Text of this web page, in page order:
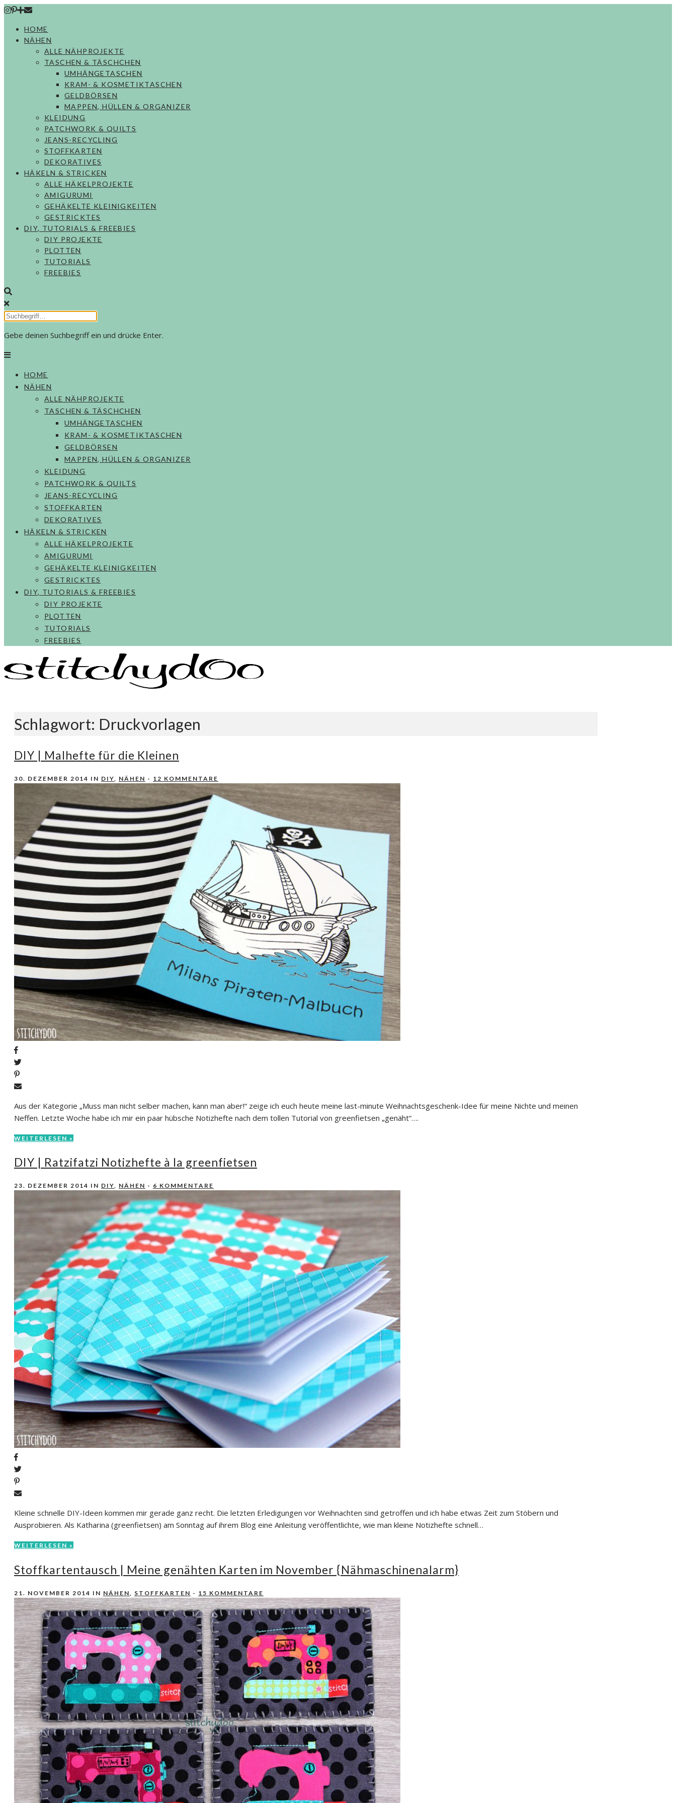
Skip
contentHOME
NÄHEN
ALLE NÄHPROJEKTE
TASCHEN & TÄSCHCHEN
UMHÄNGETASCHEN
KRAM- & KOSMETIKTASCHEN
GELDBÖRSEN
MAPPEN, HÜLLEN & ORGANIZER
KLEIDUNG
PATCHWORK & QUILTS
JEANS-RECYCLING
STOFFKARTEN
DEKORATIVES
HÄKELN & STRICKEN
ALLE HÄKELPROJEKTE
AMIGURUMI
GEHÄKELTE KLEINIGKEITEN
GESTRICKTES
DIY, TUTORIALS & FREEBIES
DIY PROJEKTE
PLOTTEN
TUTORIALS
FREEBIES
Gebe deinen Suchbegriff ein und drücke Enter.
HOME
NÄHEN
ALLE NÄHPROJEKTE
TASCHEN & TÄSCHCHEN
UMHÄNGETASCHEN
KRAM- & KOSMETIKTASCHEN
GELDBÖRSEN
MAPPEN, HÜLLEN & ORGANIZER
KLEIDUNG
PATCHWORK & QUILTS
JEANS-RECYCLING
STOFFKARTEN
DEKORATIVES
HÄKELN & STRICKEN
ALLE HÄKELPROJEKTE
AMIGURUMI
GEHÄKELTE KLEINIGKEITEN
GESTRICKTES
DIY, TUTORIALS & FREEBIES
DIY PROJEKTE
PLOTTEN
TUTORIALS
FREEBIES
Schlagwort: Druckvorlagen
DIY | Malhefte für die Kleinen
30. DEZEMBER 2014 IN DIY, NÄHEN - 12 KOMMENTARE
Aus der Kategorie „Muss man nicht selber machen, kann man aber!“ zeige ich euch heute meine last-minute Weihnachtsgeschenk-Idee für meine Nichte und meinen
Neffen. Letzte Woche habe ich mir ein paar hübsche Notizhefte nach dem tollen Tutorial von greenfietsen „genäht“….
WEITERLESEN »
DIY | Ratzifatzi Notizhefte à la greenfietsen
23. DEZEMBER 2014 IN DIY, NÄHEN - 6 KOMMENTARE
Kleine schnelle DIY-Ideen kommen mir gerade ganz recht. Die letzten Erledigungen vor Weihnachten sind getroffen und ich habe etwas Zeit zum Stöbern und
Ausprobieren. Als Katharina (greenfietsen) am Sonntag auf ihrem Blog eine Anleitung veröffentlichte, wie man kleine Notizhefte schnell…
WEITERLESEN »
Stoffkartentausch | Meine genähten Karten im November {Nähmaschinenalarm}
21. NOVEMBER 2014 IN NÄHEN STOFFKARTEN - 15 KOMMENTARE